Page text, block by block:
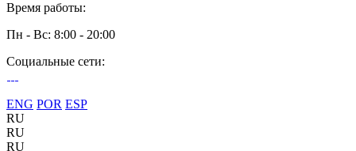
Время работы:
Пн - Вс: 8:00 - 20:00
Социальные сети:
ENG POR ESP
RU
RU
RU